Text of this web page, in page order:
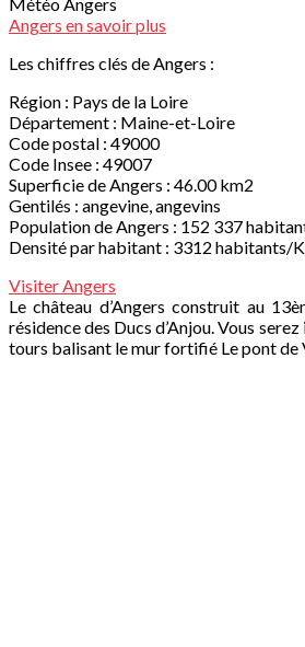
Angers en savoir plus
Les chiffres clés de Angers :
Région : Pays de la Loire
Département : Maine-et-Loire
Code postal : 49000
Code Insee : 49007
Superficie de Angers : 46.00 km2
Gentilés : angevine, angevins
Population de Angers : 152 337
Densité par habitant : 3312 habitants/
Visiter Angers
Le château d’Angers construit au
résidence des Ducs d’Anjou. Vous
tours balisant le mur fortifié Le pont de